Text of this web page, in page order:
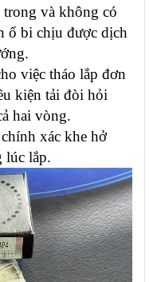
và không có
ổ bi chịu được dịch
việc tháo lắp đơn
kiện tải đòi hỏi
hai vòng.
xác khe hở
lúc lắp.